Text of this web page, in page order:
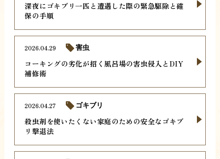
深夜にゴキブリ一匹と遭遇した際の緊急駆除と確
保の手順
コーキングの劣化が招く風呂場の害虫侵入とDIY
補修術
2026.04.29 害虫
殺虫剤を使いたくない家庭のための安全なゴキブ
リ撃退法
2026.04.27 ゴキブリ